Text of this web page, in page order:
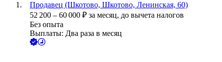
Продавец (Шкотово, Шкотово, Ленинская, 60)
52 200 – 60 000 ₽ за месяц, до вычета налогов
Без опыта
Выплаты: Два раза в месяц